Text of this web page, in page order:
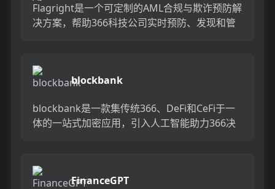
Flagright是一个可定制的AML合规与欺诈预防解
决方案，帮助366科技公司实时预防、发现和管
blockbank
blockbank是一款集传统366、DeFi和CeFi于一
体的一站式加密应用，引入人工智能助力366决
FinanceGPT